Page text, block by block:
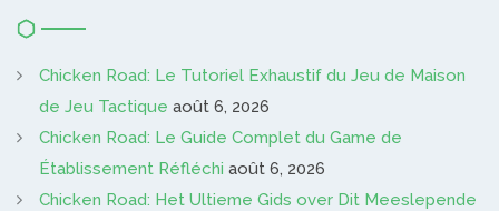
Chicken Road: Le Tutoriel Exhaustif du Jeu de Maison
de Jeu Tactique août 6, 2026
Chicken Road: Le Guide Complet du Game de
Établissement Réfléchi août 6, 2026
Chicken Road: Het Ultieme Gids over Dit Meeslepende